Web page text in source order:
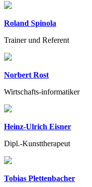
Roland Spinola
Trainer und Referent
Norbert Rost
Wirtschafts-informatiker
Heinz-Ulrich Eisner
Dipl.-Kunsttherapeut
Tobias Plettenbacher